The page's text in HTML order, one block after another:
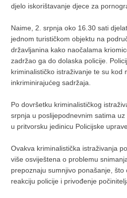
djelo iskorištavanje djece za
Naime, 2. srpnja oko 16.30 sati
jednom turističkom objektu na
državljanina kako naočalama
zadržao ga do dolaska policije.
kriminalističko istraživanje te su kod
inkriminirajućeg sadržaja.
Po dovršetku kriminalističkog
srpnja u poslijepodnevnim satima
u pritvorsku jedinicu Policijske
Ovakva kriminalistička istraživanja
više osviještena o problemu
prepoznaju sumnjivo ponašanje,
reakciju policije i privođenje